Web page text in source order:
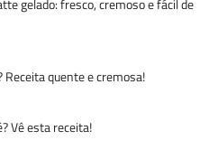
gelado: fresco, cremoso e fácil de
Receita quente e cremosa!
Vê esta receita!